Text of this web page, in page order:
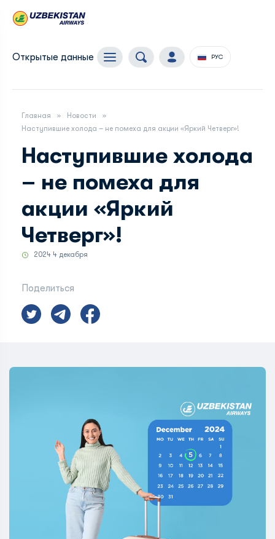
Открытые данные РУС
Главная
Новости
Наступившие холода – не помеха для акции «Яркий Четверг»!
Наступившие холода
– не помеха для
акции «Яркий
Четверг»!
2024 4 декабря
Поделиться